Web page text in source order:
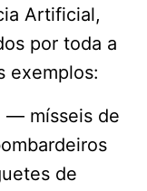
Artificial,
por toda a
exemplos:
— mísseis de
de